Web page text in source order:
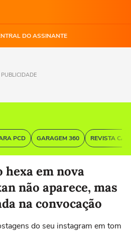
DO ASSINANTE
PUBLICIDADE
PCD GARAGEM 360 REVISTA
em nova
não aparece, mas
na convocação
do seu instagram em tom